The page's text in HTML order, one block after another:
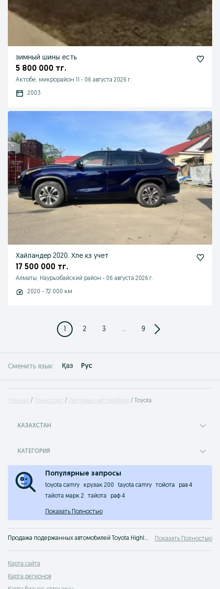
зимный шины есть
5 800 000 тг.
Актобе, микрорайон 11 - 06 августа 2026 г.
2003
Хайландер 2020. Хле кз учет
17 500 000 тг.
Алматы, Наурызбайский район - 06 августа 2026 г.
2020 - 72 000 км
1 2 3 ... 9
Сменить язык: Қаз Рус
Главная Транспорт Легковые автомобили Toyota
КАЗАХСТАН
КАТЕГОРИЯ
Популярные запросы
toyota camry крузак 200 tayota camry тойота
рав 4
тайота марк 2
тайота раф 4
Показать Полностью
Продажа подержанных автомобилей Toyota Highlander. На популярном сервисе объявлений OLX Казахстан вы легко сможете купить Тойота Highlander или просто узнать цены на авто с пробегом. Твой автомобиль ждет тебя на OLX! Показать Полностью
Карта сайта
Карта регионов